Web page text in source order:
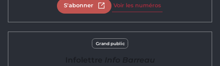
S'abonner Ouvrir dans un nouvel onglet
Voir les numéros
Grand public